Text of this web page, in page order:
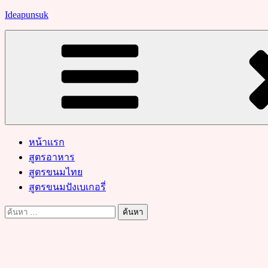
Skip
Ideapunsuk
หน้าแรก
สูตรอาหาร
สูตรขนมไทย
สูตรขนมปังเบเกอรี่
ค้นหา